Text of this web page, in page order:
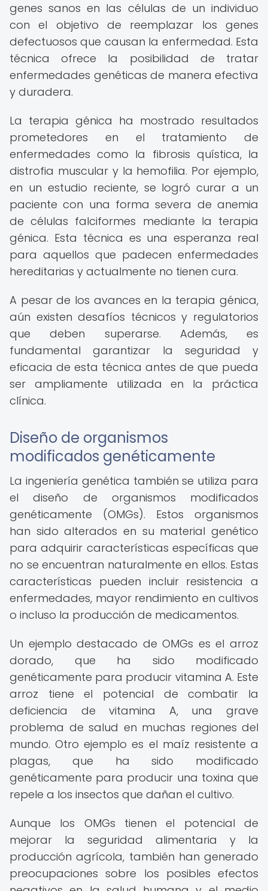
genes sanos en las células de un individuo
con el objetivo de reemplazar los genes
defectuosos que causan la enfermedad. Esta
técnica ofrece la posibilidad de tratar
enfermedades genéticas de manera efectiva
y duradera.
La terapia génica ha mostrado resultados
prometedores en el tratamiento de
enfermedades como la fibrosis quística, la
distrofia muscular y la hemofilia. Por ejemplo,
en un estudio reciente, se logró curar a un
paciente con una forma severa de anemia
de células falciformes mediante la terapia
génica. Esta técnica es una esperanza real
para aquellos que padecen enfermedades
hereditarias y actualmente no tienen cura.
A pesar de los avances en la terapia génica,
aún existen desafíos técnicos y regulatorios
que deben superarse. Además, es
fundamental garantizar la seguridad y
eficacia de esta técnica antes de que pueda
ser ampliamente utilizada en la práctica
clínica.
Diseño de organismos
modificados genéticamente
La ingeniería genética también se utiliza para
el diseño de organismos modificados
genéticamente (OMGs). Estos organismos
han sido alterados en su material genético
para adquirir características específicas que
no se encuentran naturalmente en ellos. Estas
características pueden incluir resistencia a
enfermedades, mayor rendimiento en cultivos
o incluso la producción de medicamentos.
Un ejemplo destacado de OMGs es el arroz
dorado, que ha sido modificado
genéticamente para producir vitamina A. Este
arroz tiene el potencial de combatir la
deficiencia de vitamina A, una grave
problema de salud en muchas regiones del
mundo. Otro ejemplo es el maíz resistente a
plagas, que ha sido modificado
genéticamente para producir una toxina que
repele a los insectos que dañan el cultivo.
Aunque los OMGs tienen el potencial de
mejorar la seguridad alimentaria y la
producción agrícola, también han generado
preocupaciones sobre los posibles efectos